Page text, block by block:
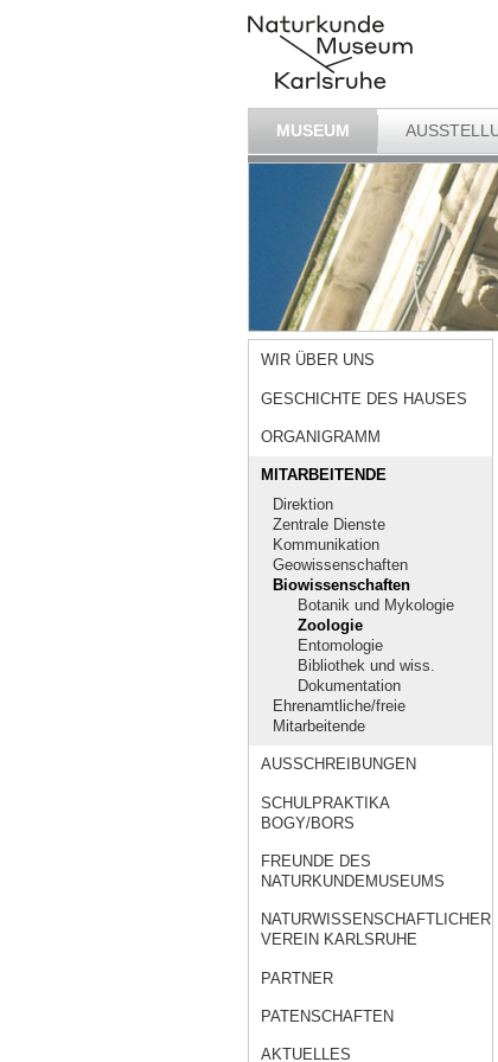
MUSEUM
WIR ÜBER UNS
GESCHICHTE DES HAUSES
ORGANIGRAMM
MITARBEITENDE
Direktion
Zentrale Dienste
Kommunikation
Geowissenschaften
Biowissenschaften
Botanik und Mykologie
Zoologie
Entomologie
Bibliothek und wiss.
Dokumentation
Ehrenamtliche/freie
Mitarbeitende
AUSSCHREIBUNGEN
SCHULPRAKTIKA
BOGY/BORS
FREUNDE DES
NATURKUNDEMUSEUMS
NATURWISSENSCHAFTLICHER
VEREIN KARLSRUHE
PARTNER
PATENSCHAFTEN
AKTUELLES